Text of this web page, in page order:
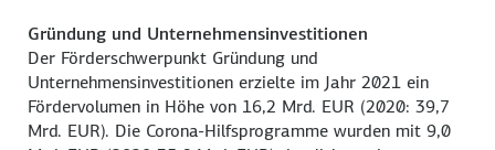
Gründung und Unternehmensinvestitionen
Der Förderschwerpunkt Gründung und
Unternehmensinvestitionen erzielte im Jahr 2021 ein
Fördervolumen in Höhe von 16,2 Mrd. EUR (2020: 39,7
Mrd. EUR). Die Corona-Hilfsprogramme wurden mit 9,0